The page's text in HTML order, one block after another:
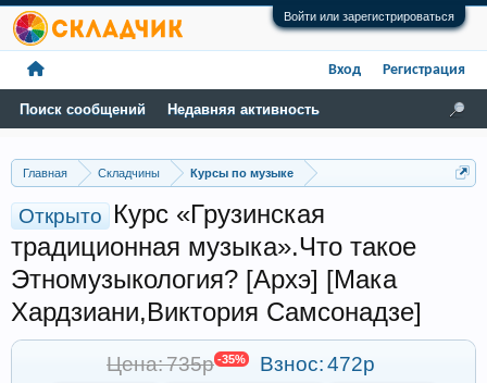
Войти или зарегистрироваться
Главная Складчины Курсы по музыке
Открыто
Курс «Грузинская
традиционная музыка».Что такое
Этномузыкология? [Архэ] [Мака
Хардзиани,Виктория Самсонадзе]
Цена: 735р -35% Взнос:472р
Поиск сообщений Недавняя активность
Вход Регистрация